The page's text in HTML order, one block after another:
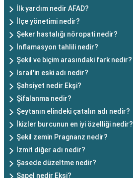
İlk yardım nedir AFAD?
İlçe yönetimi nedir?
Şeker hastalığı nöropati nedir?
İnflamasyon tahlili nedir?
Şekil ve biçim arasındaki fark nedir?
İsrail'in eski adı nedir?
Şahsiyet nedir Ekşi?
Şifalanma nedir?
Şeytanın elindeki çatalın adı nedir?
İkizler burcunun en iyi özelliği nedir?
Şekil zemin Pragnanz nedir?
İzmit diğer adı nedir?
Şasede düzeltme nedir?
Şapel nedir Ekşi?